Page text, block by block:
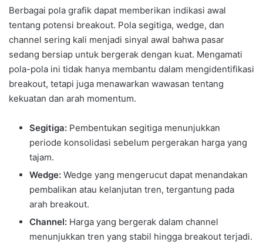
Berbagai pola grafik dapat memberikan indikasi awal
tentang potensi breakout. Pola segitiga, wedge, dan
channel sering kali menjadi sinyal awal bahwa pasar
sedang bersiap untuk bergerak dengan kuat. Mengamati
pola-pola ini tidak hanya membantu dalam mengidentifikasi
breakout, tetapi juga menawarkan wawasan tentang
kekuatan dan arah momentum.
Segitiga: Pembentukan segitiga menunjukkan
periode konsolidasi sebelum pergerakan harga yang
tajam.
Wedge: Wedge yang mengerucut dapat menandakan
pembalikan atau kelanjutan tren, tergantung pada
arah breakout.
Channel: Harga yang bergerak dalam channel
menunjukkan tren yang stabil hingga breakout terjadi.